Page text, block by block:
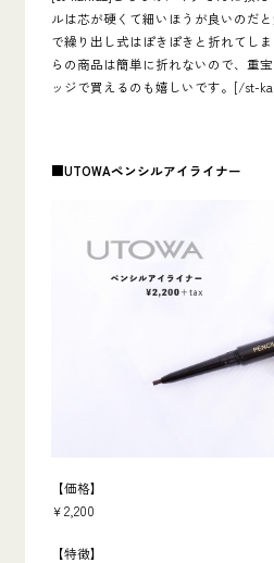
ルは芯が硬くて細いほうが良いのだ
で繰り出し式はぽきぽきと折れてし
らの商品は簡単に折れないので、重
ッジで買えるのも嬉しいです。[/st-
■UTOWAペンシルアイライナー
【価格】
￥2,200
【特徴】